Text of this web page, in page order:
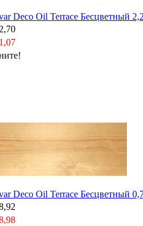
Deco Oil Terrace Бесцветный
Deco Oil Terrace Бесцветный